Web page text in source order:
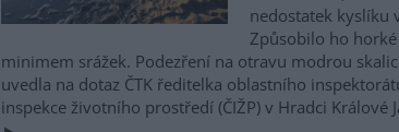
nedostatek kyslíku
Způsobilo ho
minimem srážek. Podezření na otravu modrou
uvedla na dotaz ČTK ředitelka oblastního
inspekce životního prostředí (ČIŽP) v Hradci Králové